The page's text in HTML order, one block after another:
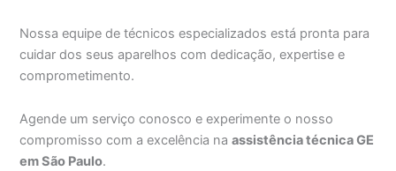
Nossa equipe de técnicos especializados está pronta para
cuidar dos seus aparelhos com dedicação, expertise e
comprometimento.
Agende um serviço conosco e experimente o nosso
compromisso com a excelência naassistência técnica GE
em São Paulo.